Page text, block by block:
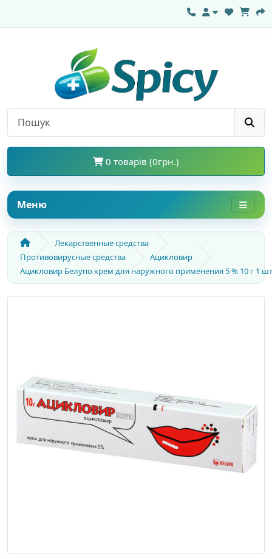
0 товарів (0грн.)
Меню
Лекарственные средства
Противовирусные средства
Ацикловир
Ацикловир Белупо крем для наружного применения 5 % 10 г 1 шт